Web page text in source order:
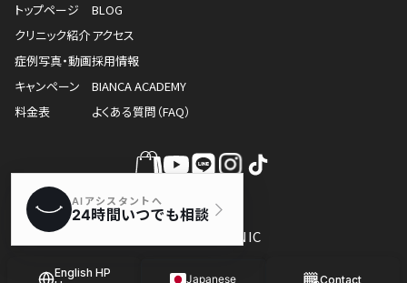
English HP
Japanese Contact
トップページ
クリニック紹介
症例写真・動画
キャンペーン
料金表
BLOG
アクセス
採用情報
BIANCA ACADEMY
よくある質問（FAQ）
© BIANCA CLINIC